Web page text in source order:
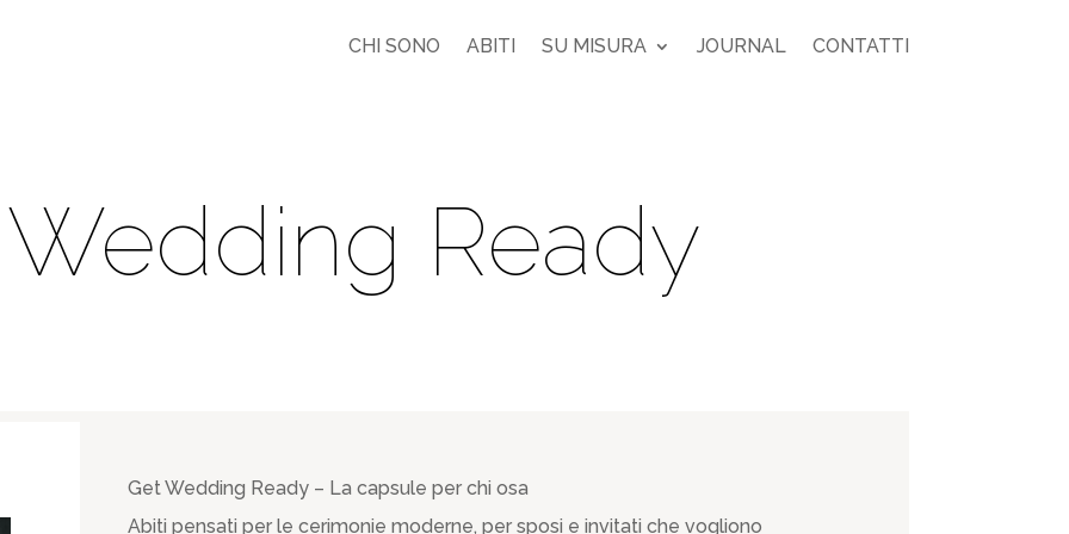
CHI SONO ABITI SU MISURA JOURNAL CONTATTI
Ready
Get Wedding Ready – La capsule per chi osa
Abiti pensati per le cerimonie moderne, per sposi e invitati che vogliono